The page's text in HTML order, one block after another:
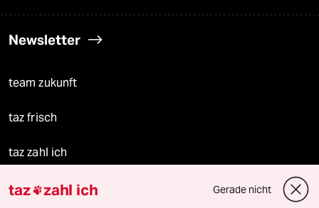
Newsletter
team zukunft
taz frisch
taz zahl ich
taz lab Infobrief
taz zahl ich Gerade nicht